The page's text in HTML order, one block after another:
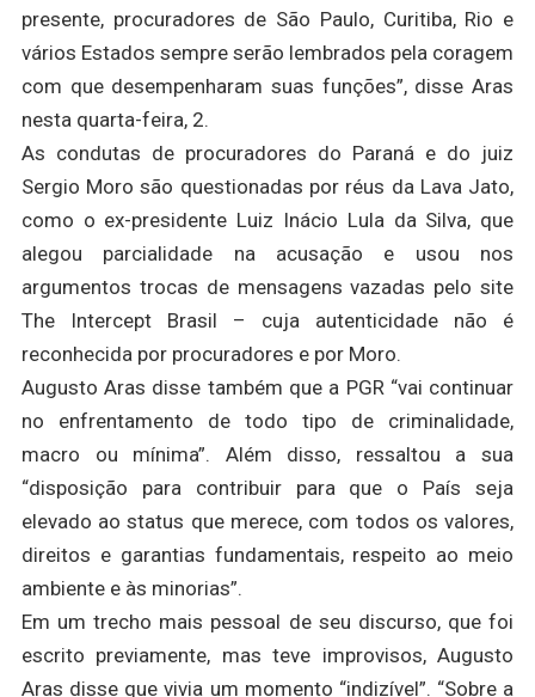
presente, procuradores de São Paulo, Curitiba, Rio e
vários Estados sempre serão lembrados pela coragem
com que desempenharam suas funções”, disse Aras
nesta quarta-feira, 2.
As condutas de procuradores do Paraná e do juiz
Sergio Moro são questionadas por réus da Lava Jato,
como o ex-presidente Luiz Inácio Lula da Silva, que
alegou parcialidade na acusação e usou nos
argumentos trocas de mensagens vazadas pelo site
The Intercept Brasil – cuja autenticidade não é
reconhecida por procuradores e por Moro.
Augusto Aras disse também que a PGR “vai continuar
no enfrentamento de todo tipo de criminalidade,
macro ou mínima”. Além disso, ressaltou a sua
“disposição para contribuir para que o País seja
elevado ao status que merece, com todos os valores,
direitos e garantias fundamentais, respeito ao meio
ambiente e às minorias”.
Em um trecho mais pessoal de seu discurso, que foi
escrito previamente, mas teve improvisos, Augusto
Aras disse que vivia um momento “indizível”. “Sobre a